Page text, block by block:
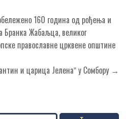
160 година од рођења и
Бранка Жабаљца, великог
православне црквене општине
и царица Јеленаˮ у Сомбору →